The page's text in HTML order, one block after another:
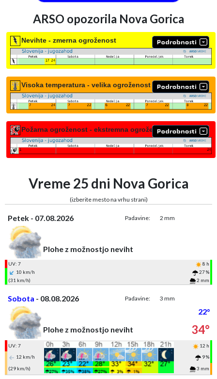
ARSO opozorila Nova Gorica
Nevihte - zmerna ogroženost
Visoka temperatura - velika ogroženost
Požarna ogroženost - ekstremna ogroženost
Vreme 25 dni Nova Gorica
(izberite mesto na vrhu strani)
Petek - 07.08.2026 Padavine: 2 mm
Plohe z možnostjo neviht
UV: 7
8 h
10 km/h
27 %
(31 km/h)
2 mm
Sobota - 08.08.2026 Padavine: 3 mm
22°
Plohe z možnostjo neviht
34°
UV: 7
12 h
12 km/h
9 %
(29 km/h)
3 mm